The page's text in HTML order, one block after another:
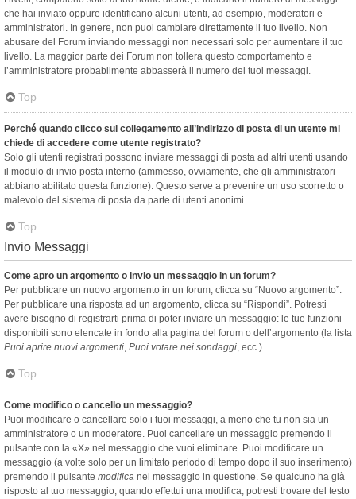
che hai inviato oppure identificano alcuni utenti, ad esempio, moderatori e
amministratori. In genere, non puoi cambiare direttamente il tuo livello. Non
abusare del Forum inviando messaggi non necessari solo per aumentare il tuo
livello. La maggior parte dei Forum non tollera questo comportamento e
l’amministratore probabilmente abbasserà il numero dei tuoi messaggi.
Top
Perché quando clicco sul collegamento all’indirizzo di posta di un utente mi
chiede di accedere come utente registrato?
Solo gli utenti registrati possono inviare messaggi di posta ad altri utenti usando
il modulo di invio posta interno (ammesso, ovviamente, che gli amministratori
abbiano abilitato questa funzione). Questo serve a prevenire un uso scorretto o
malevolo del sistema di posta da parte di utenti anonimi.
Top
Invio Messaggi
Come apro un argomento o invio un messaggio in un forum?
Per pubblicare un nuovo argomento in un forum, clicca su “Nuovo argomento”.
Per pubblicare una risposta ad un argomento, clicca su “Rispondi”. Potresti
avere bisogno di registrarti prima di poter inviare un messaggio: le tue funzioni
disponibili sono elencate in fondo alla pagina del forum o dell’argomento (la lista
Puoi aprire nuovi argomenti, Puoi votare nei sondaggi, ecc.).
Top
Come modifico o cancello un messaggio?
Puoi modificare o cancellare solo i tuoi messaggi, a meno che tu non sia un
amministratore o un moderatore. Puoi cancellare un messaggio premendo il
pulsante con la «X» nel messaggio che vuoi eliminare. Puoi modificare un
messaggio (a volte solo per un limitato periodo di tempo dopo il suo inserimento)
premendo il pulsante modifica nel messaggio in questione. Se qualcuno ha già
risposto al tuo messaggio, quando effettui una modifica, potresti trovare del testo